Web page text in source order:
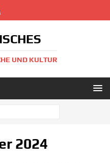
UND KULTUR
2024